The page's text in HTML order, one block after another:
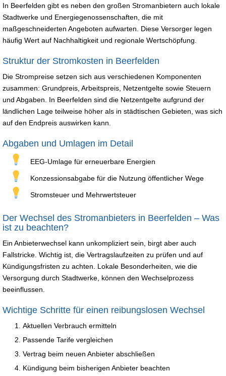
In Beerfelden gibt es neben den großen Stromanbietern auch lokale
Stadtwerke und Energiegenossenschaften, die mit
maßgeschneiderten Angeboten aufwarten. Diese Versorger legen
häufig Wert auf Nachhaltigkeit und regionale Wertschöpfung.
Struktur der Stromkosten in Beerfelden
Die Strompreise setzen sich aus verschiedenen Komponenten
zusammen: Grundpreis, Arbeitspreis, Netzentgelte sowie Steuern
und Abgaben. In Beerfelden sind die Netzentgelte aufgrund der
ländlichen Lage teilweise höher als in städtischen Gebieten, was sich
auf den Endpreis auswirken kann.
Abgaben und Umlagen im Detail
EEG-Umlage für erneuerbare Energien
Konzessionsabgabe für die Nutzung öffentlicher Wege
Stromsteuer und Mehrwertsteuer
Der Wechsel des Stromanbieters in Beerfelden – Was
ist zu beachten?
Ein Anbieterwechsel kann unkompliziert sein, birgt aber auch
Fallstricke. Wichtig ist, die Vertragslaufzeiten zu prüfen und auf
Kündigungsfristen zu achten. Lokale Besonderheiten, wie die
Versorgung durch Stadtwerke, können den Wechselprozess
beeinflussen.
Wichtige Schritte für einen reibungslosen Wechsel
Aktuellen Verbrauch ermitteln
Passende Tarife vergleichen
Vertrag beim neuen Anbieter abschließen
Kündigung beim bisherigen Anbieter beachten